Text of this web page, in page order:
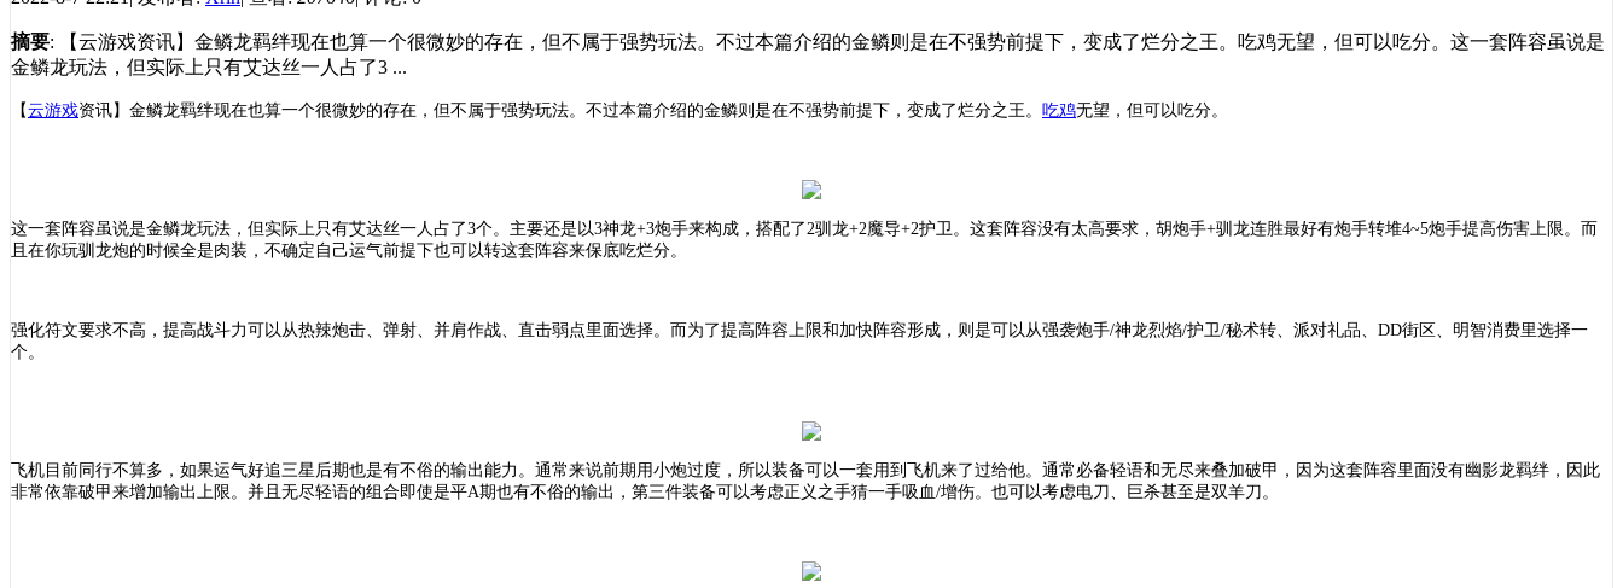
摘要: 【云游戏资讯】金鳞龙羁绊现在也算一个很微妙的存在，但不属于强势玩法。不过本篇介绍的金鳞则是在不强势前提下，变成了烂分之王。吃鸡无望，但可以吃分。这一套阵容虽说是
金鳞龙玩法，但实际上只有艾达丝一人占了3 ...
【云游戏资讯】 金鳞龙羁绊现在也算一个很微妙的存在，但不属于强势玩法。不过本篇介绍的金鳞则是在不强势前提下，变成了烂分之王。 吃鸡无望，但可以吃分。
这一套阵容虽说是金鳞龙玩法，但实际上只有艾达丝一人占了3个。主要还是以3神龙+3炮手来构成，搭配了2驯龙+2魔导+2护卫。这套阵容没有太高要求，胡炮手+驯龙连胜最好有炮手转堆4~5炮手提高伤害上限。而
且在你玩驯龙炮的时候全是肉装，不确定自己运气前提下也可以转这套阵容来保底吃烂分。
强化符文要求不高，提高战斗力可以从热辣炮击、弹射、并肩作战、直击弱点里面选择。而为了提高阵容上限和加快阵容形成，则是可以从强袭炮手/神龙烈焰/护卫/秘术转、派对礼品、DD街区、明智消费里选择一
个。
飞机目前 同行不算多 ，如果运气好追三星 后期也是有不俗的输出能力 。通常来说前期用小炮过度，所以装备可以一套用到飞机来了过给他。 通常必备轻语和无尽来叠加破甲，因为这套阵容里面没有幽影龙羁绊，因此
非常依靠破甲来增加输出上限。并且无尽轻语的组合即使是平A期也有不俗的输出，第三件装备可以考虑正义之手猜一手吸血/增伤。也可以考虑电刀、巨杀甚至是双羊刀。